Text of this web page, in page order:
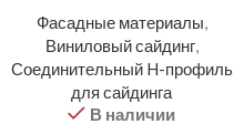
Фасадные материалы
Виниловый сайдинг,
Соединительный H-профиль
для сайдинга
В наличии